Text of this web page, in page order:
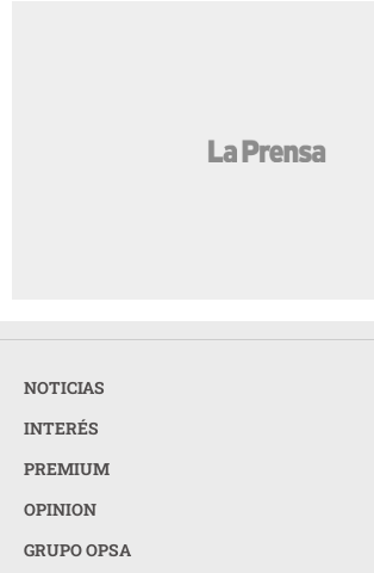
NOTICIAS
INTERÉS
PREMIUM
OPINION
GRUPO OPSA